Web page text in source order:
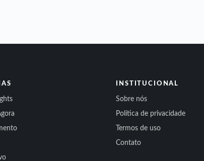
INSTITUCIONAL
Sobre nós
Política de privacidade
Termos de uso
Contato